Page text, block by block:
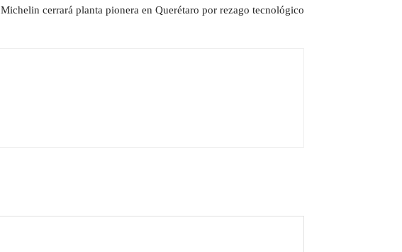
Michelin cerrará planta pionera en Querétaro por rezago tecnológico